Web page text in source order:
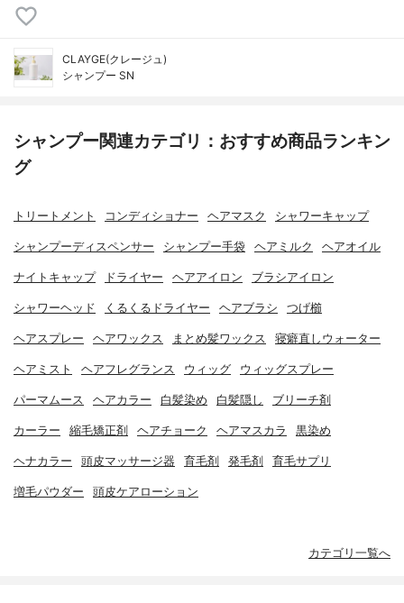
CLAYGE(クレージュ)
シャンプー SN
シャンプー関連カテゴリ：おすすめ商品ランキン
グ
トリートメント コンディショナー ヘアマスク シャワーキャップ
シャンプーディスペンサー シャンプー手袋 ヘアミルク ヘアオイル
ナイトキャップ ドライヤー ヘアアイロン ブラシアイロン
シャワーヘッド くるくるドライヤー ヘアブラシ つげ櫛
ヘアスプレー ヘアワックス まとめ髪ワックス 寝癖直しウォーター
ヘアミスト ヘアフレグランス ウィッグ ウィッグスプレー
パーマムース ヘアカラー 白髪染め 白髪隠し ブリーチ剤
カーラー 縮毛矯正剤 ヘアチョーク ヘアマスカラ 黒染め
ヘナカラー 頭皮マッサージ器 育毛剤 発毛剤 育毛サプリ
増毛パウダー 頭皮ケアローション
カテゴリ一覧へ